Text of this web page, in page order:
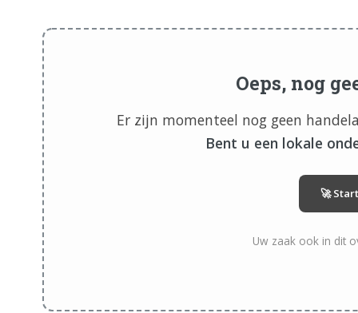
Oeps, nog
Er zijn momenteel nog geen
Bent u een lokale
🚀
Uw zaak ook in dit